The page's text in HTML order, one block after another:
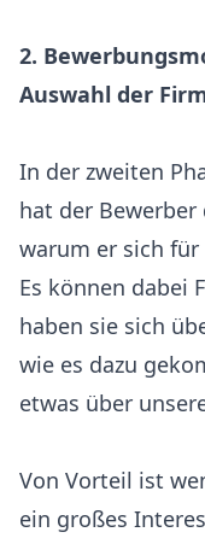
2.
Auswahl der
In der zweiten
hat der
warum er sich
Es können dabei
haben sie sich
wie es dazu
etwas über
Von Vorteil ist
ein großes